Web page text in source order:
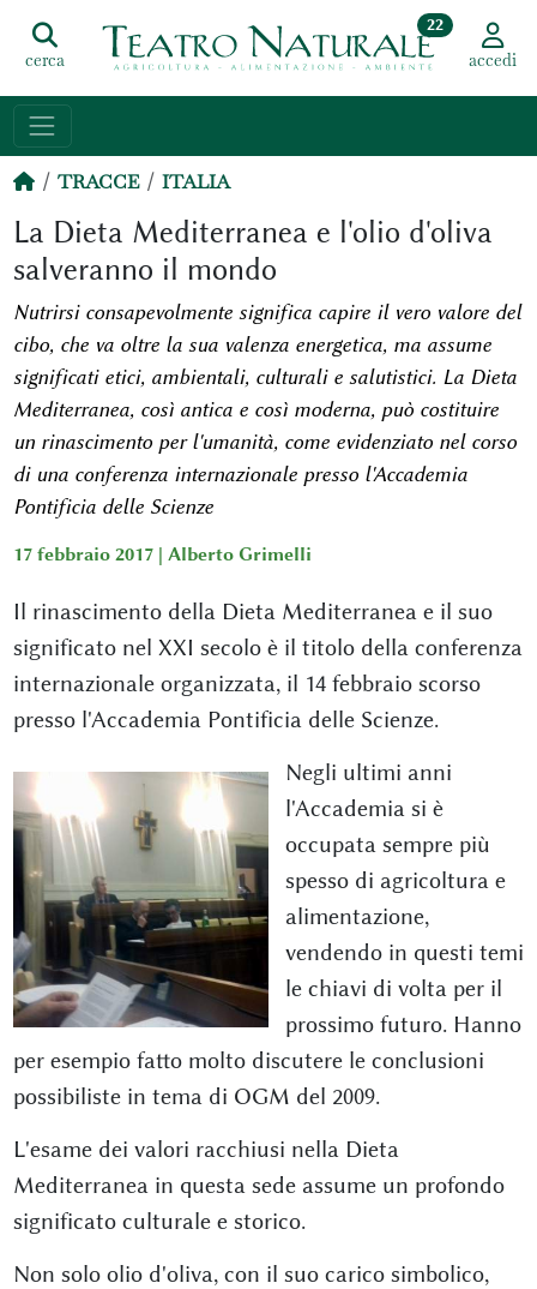
cerca
22
accedi
TRACCE ITALIA
La Dieta Mediterranea e l'olio d'oliva
salveranno il mondo
Nutrirsi consapevolmente significa capire il vero valore del
cibo, che va oltre la sua valenza energetica, ma assume
significati etici, ambientali, culturali e salutistici. La Dieta
Mediterranea, così antica e così moderna, può costituire
un rinascimento per l'umanità, come evidenziato nel corso
di una conferenza internazionale presso l'Accademia
Pontificia delle Scienze
17 febbraio 2017 | Alberto Grimelli
Il rinascimento della Dieta Mediterranea e il suo
significato nel XXI secolo è il titolo della conferenza
internazionale organizzata, il 14 febbraio scorso
presso l'Accademia Pontificia delle Scienze.
Negli ultimi anni
l'Accademia si è
occupata sempre più
spesso di agricoltura e
alimentazione,
vendendo in questi temi
le chiavi di volta per il
prossimo futuro. Hanno
per esempio fatto molto discutere le conclusioni
possibiliste in tema di OGM del 2009.
L'esame dei valori racchiusi nella Dieta
Mediterranea in questa sede assume un profondo
significato culturale e storico.
Non solo olio d'oliva, con il suo carico simbolico,